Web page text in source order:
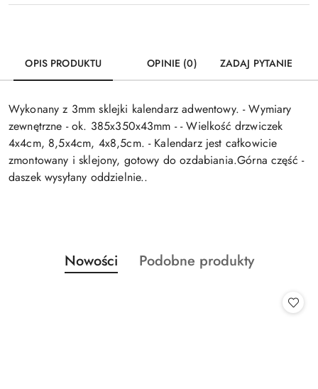
OPIS PRODUKTU OPINIE (0) ZADAJ PYTANIE
Wykonany z 3mm sklejki kalendarz adwentowy. - Wymiary
zewnętrzne - ok. 385x350x43mm - - Wielkość drzwiczek
4x4cm, 8,5x4cm, 4x8,5cm. - Kalendarz jest całkowicie
zmontowany i sklejony, gotowy do ozdabiania.Górna część -
daszek wysyłany oddzielnie..
Pomiń karuzelę produktów
Produkty
o
Nowości
Produkty
Podobne produkty